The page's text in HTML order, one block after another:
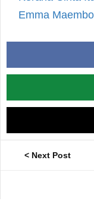
Emma
< Next Post